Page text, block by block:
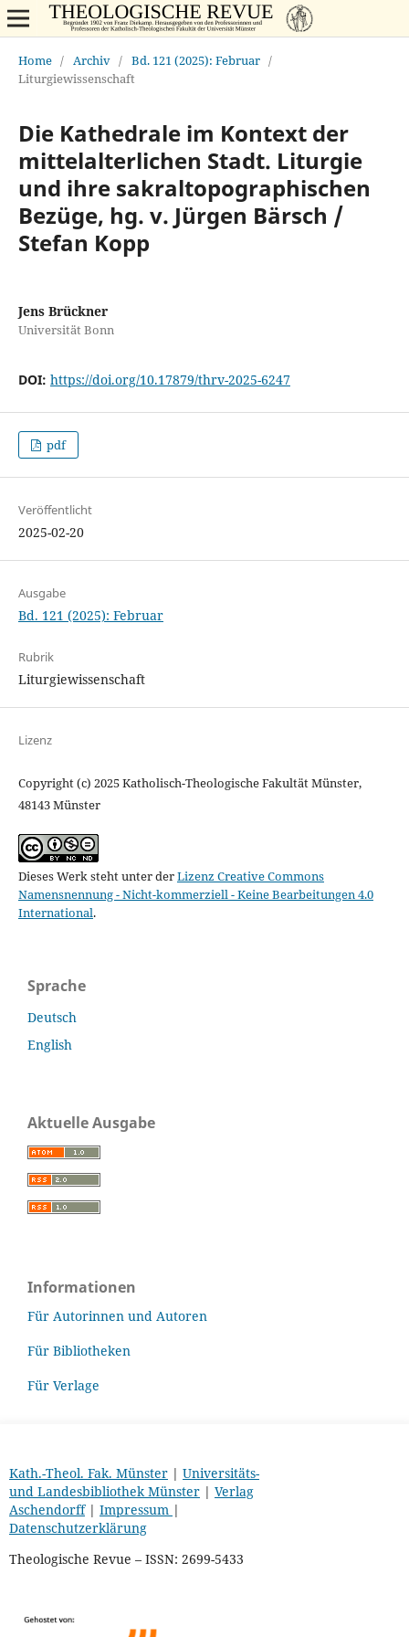
Home / Archiv / Bd. 121 (2025): Februar /
Liturgiewissenschaft
Die Kathedrale im Kontext der
mittelalterlichen Stadt. Liturgie
und ihre sakraltopographischen
Bezüge, hg. v. Jürgen Bärsch /
Stefan Kopp
Jens Brückner
Universität Bonn
DOI: https://doi.org/10.17879/thrv-2025-6247
pdf
Veröffentlicht
2025-02-20
Ausgabe
Bd. 121 (2025): Februar
Rubrik
Liturgiewissenschaft
Lizenz
Copyright (c) 2025 Katholisch-Theologische Fakultät Münster,
48143 Münster
Dieses Werk steht unter derLizenz Creative Commons
Namensnennung - Nicht-kommerziell - Keine Bearbeitungen 4.0
International.
Sprache
Deutsch
English
Aktuelle Ausgabe
Informationen
Für Autorinnen und Autoren
Für Bibliotheken
Für Verlage
Kath.-Theol. Fak. Münster| Universitäts-
und Landesbibliothek Münster| Verlag
Aschendorff| Impressum |
Datenschutzerklärung
Theologische Revue – ISSN: 2699-5433